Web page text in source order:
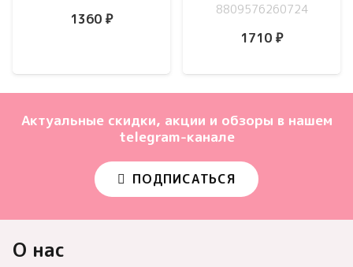
1360 ₽
8809576260724
1710 ₽
Актуальные скидки, акции и обзоры в нашем
telegram-канале
ПОДПИСАТЬСЯ
О нас